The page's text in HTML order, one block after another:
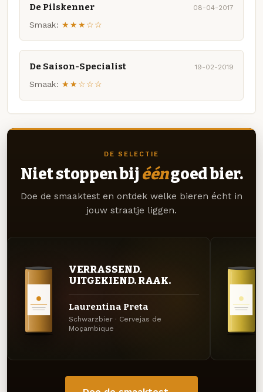
De Pilskenner 08-04-2017
Smaak: ★★★☆☆
De Saison-Specialist 19-02-2019
Smaak: ★★☆☆☆
DE SELECTIE
Niet stoppen bij ééngoed bier.
Doe de smaaktest en ontdek welke bieren écht in
jouw straatje liggen.
VERRASSEND.
UITGEKIEND. RAAK.
Laurentina Preta
Schwarzbier · Cervejas de
Moçambique